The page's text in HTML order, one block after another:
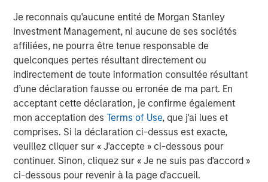
Je reconnais qu'aucune entité de Morgan Stanley
Investment Management, ni aucune de ses sociétés
affiliées, ne pourra être tenue responsable de
quelconques pertes résultant directement ou
indirectement de toute information consultée résultant
d’une déclaration fausse ou erronée de ma part. En
acceptant cette déclaration, je confirme également
mon acceptation desTerms of Use, que j'ai lues et
comprises. Si la déclaration ci-dessus est exacte,
veuillez cliquer sur « J'accepte » ci-dessous pour
continuer. Sinon, cliquez sur « Je ne suis pas d'accord »
ci-dessous pour revenir à la page d'accueil.
dotées en actifs physiques et perçues comme moins
exposées au risque d’obsolescence technologique.
Une mise en garde toutefois : si les modèles
économiques axés sur le capital immatériel sont
recherchés, toute réallocation vers des secteurs
cycliques et à plus forte intensité capitalistique pourrait
introduire d’autres types de risques. Ces entreprises sont
souvent davantage exposées à la volatilité économique,
aux coûts élevés des facteurs de production et aux
perturbations des chaînes d'approvisionnement, autant de
facteurs qui se font clairement ressentir dans